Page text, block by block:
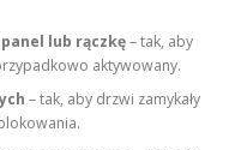
lub rączkę– tak, aby
aktywowany.
– tak, aby drzwi zamykały